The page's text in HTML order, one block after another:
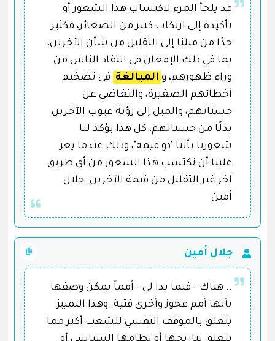
قد يلجأ المرء لاكتساب هذا الشعور أو
تأكيده إلى ارتكاب كثير من الصغائر، فكثير
جدًا من ميلنا إلى التقليل من شأن الآخرين،
بما في ذلك الإمعان في انتقاد الناس من
وراء ظهورهم، و المبالغة في تضخيم
أخطائهم الصغيرة، والتغاضي عن
حسناتهم، والميل إلى رؤية عيوب الآخرين
بدلًا من حسناتهم، كل هذا يؤكد لنا
شعورنا بأننا "ذو قيمة"، وذلك عندما يعز
علينا أن نكتسب هذا الشعور من أي طريق
آخر غير التقليل من قيمة الآخرين. جلال
أمين
جلال أمين
.. هناك - فيما بدا لي - أمماً يمكن وصفها
بأنها أمم عجوز وأخرى فتية. وهذا التمييز
يتعلق بالموقف النفسي للشعب أكثر مما